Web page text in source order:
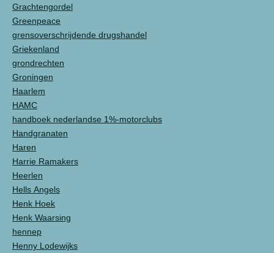
Grachtengordel
Greenpeace
grensoverschrijdende drugshandel
Griekenland
grondrechten
Groningen
Haarlem
HAMC
handboek nederlandse 1%-motorclubs
Handgranaten
Haren
Harrie Ramakers
Heerlen
Hells Angels
Henk Hoek
Henk Waarsing
hennep
Henny Lodewijks